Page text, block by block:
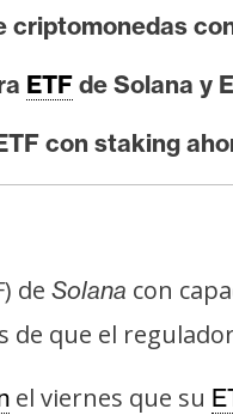
criptomonedas
ETF de Solana y
con staking
de Solana con
de que el
el viernes que su